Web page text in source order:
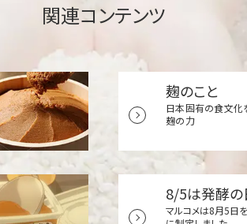
関連コンテンツ
麹のこと
日本固有の食文化
麹の力
8/5は発酵の
マルコメは8月5日を